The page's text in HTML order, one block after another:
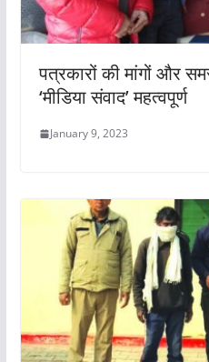
पत्रकारों की मांगों और
‘मीडिया संवाद’ महत्वपूर्ण
January 9, 2023